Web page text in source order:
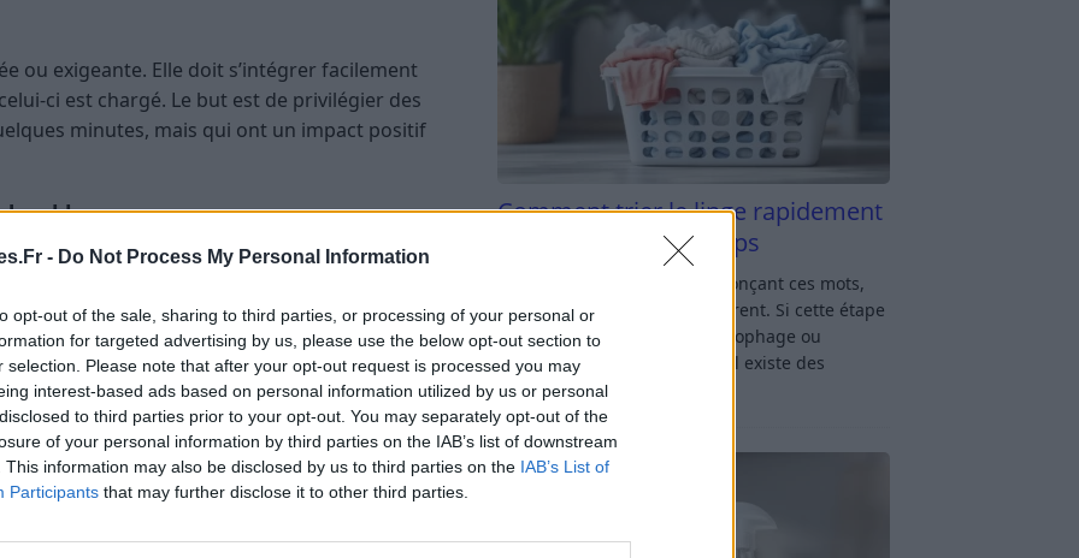
- Do Not Process My Personal Information
opt-out of the sale, sharing to third parties, or processing of your personal or
for targeted advertising by us, please use the below opt-out section to
selection. Please note that after your opt-out request is processed you may
interest-based ads based on personal information utilized by us or personal
to third parties prior to your opt-out. You may separately opt-out of the
of your personal information by third parties on the IAB’s list of downstream
This information may also be disclosed by us to third parties on the IAB’s List of
Participants that may further disclose it to other third parties.
ou exigeante. Elle doit s’intégrer facilement
ci est chargé. Le but est de privilégier des
minutes, mais qui ont un impact positif
dans la constance. Même de petites actions
peuvent produire de grands effets à long
jour que de faire beaucoup de choses de
différentes. La routine doit être personnalisée
facile à suivre. N’hésitez pas à expérimenter
vous.
Comment trier le linge rapidement
sans y passer du temps
Tri du linge : rien qu’en prononçant ces mots,
beaucoup d’entre nous soupirent. Si cette étape
du lavage vous semble chronophage ou
compliquée, rassurez-vous : il existe des
astuces simples